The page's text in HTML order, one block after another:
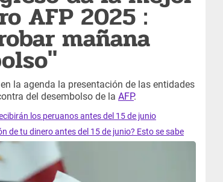
AFP 2025 :
mañana
la agenda la presentación de las entidades
del desembolso de la AFP.
los peruanos antes del 15 de junio
de tu dinero antes del 15 de junio? Esto se sabe